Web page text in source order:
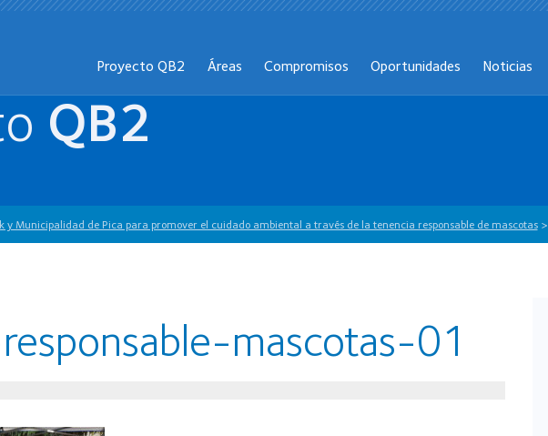
Proyecto QB2 Áreas Compromisos Oportunidades Noticias
QB2
y Municipalidad de Pica para promover el cuidado ambiental a través de la tenencia responsable de mascotas>
mascotas-01